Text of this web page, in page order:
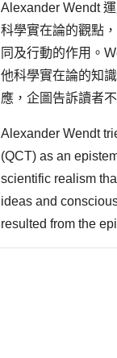
Alexander Wendt
科學實在論的觀點
同及行動的作用。
他科學實在論的知
應，企圖告訴讀者
Alexander Wendt
(QCT) as an
scientific realism
ideas and
resulted from the
realism has